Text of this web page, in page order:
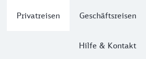
Privatreisen Geschäftsreisen
Hilfe & Kontakt